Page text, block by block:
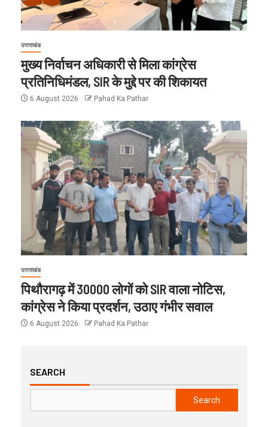
उत्तराखंड
मुख्य निर्वाचन अधिकारी से मिला कांग्रेस
प्रतिनिधिमंडल, SIR के मुद्दे पर की शिकायत
6 August 2026 Pahad Ka Pathar
उत्तराखंड
पिथौरागढ़ में 30000 लोगों को SIR वाला नोटिस,
कांग्रेस ने किया प्रदर्शन, उठाए गंभीर सवाल
6 August 2026 Pahad Ka Pathar
SEARCH
Search